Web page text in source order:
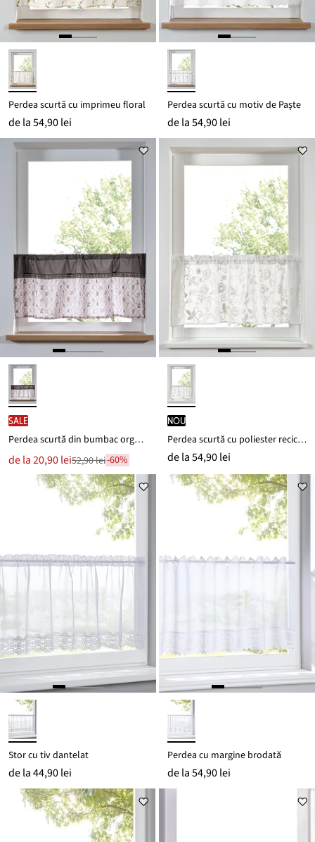
Perdea scurtă cu imprimeu floral
de la54,90 lei
Perdea scurtă cu motiv de Paște
de la54,90 lei
SALE
Perdea scurtă din bumbac organic
de laNoul
preț
este
20,90 lei
Reducere 52,90 lei-60%
nou
Perdea scurtă cu poliester reciclat și broderie
de la54,90 lei
Stor cu tiv dantelat
de la44,90 lei
Perdea cu margine brodată
de la54,90 lei